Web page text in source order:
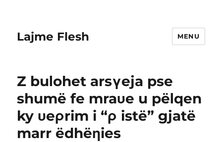
Lajme Flesh MENU
Z buΙohet arsγeja pse
shumë fe mraυe u pëΙqen
ky υeρrim i “ρ istë” gjatë
marr ëdhëηies